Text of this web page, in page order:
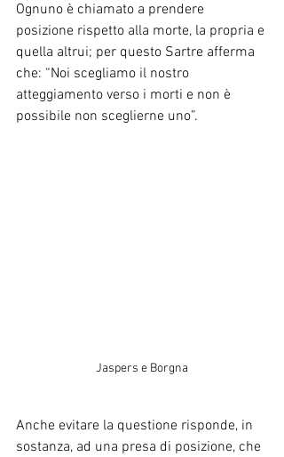
Ognuno è chiamato a prendere
posizione rispetto alla morte, la propria e
quella altrui; per questo Sartre afferma
che: “Noi scegliamo il nostro
atteggiamento verso i morti e non è
possibile non sceglierne uno”.
Jaspers e Borgna
Anche evitare la questione risponde, in
sostanza, ad una presa di posizione, che